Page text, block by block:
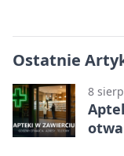
Ostatnie
8